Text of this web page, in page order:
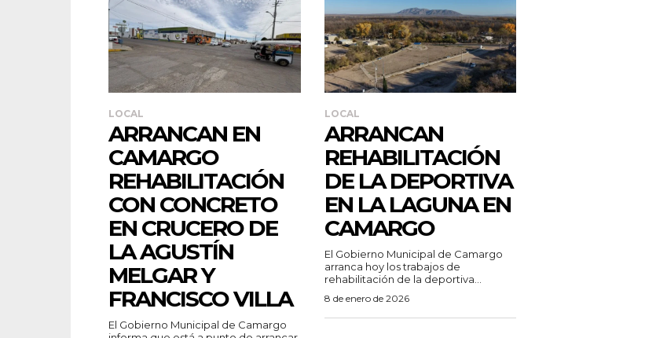
LOCAL
ARRANCAN EN
CAMARGO
REHABILITACIÓN
CON CONCRETO
EN CRUCERO DE
LA AGUSTÍN
MELGAR Y
FRANCISCO VILLA
El Gobierno Municipal de Camargo
LOCAL
ARRANCAN
REHABILITACIÓN
DE LA DEPORTIVA
EN LA LAGUNA EN
CAMARGO
El Gobierno Municipal de Camargo
arranca hoy los trabajos de
rehabilitación de la deportiva...
8 de enero de 2026